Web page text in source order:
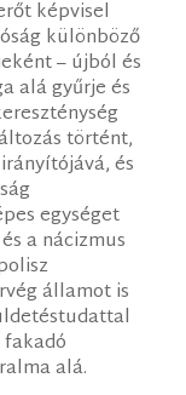
képvisel
különböző
– újból és
alá gyűrje és
történt,
és
egységet
a nácizmus
államot is
alá.